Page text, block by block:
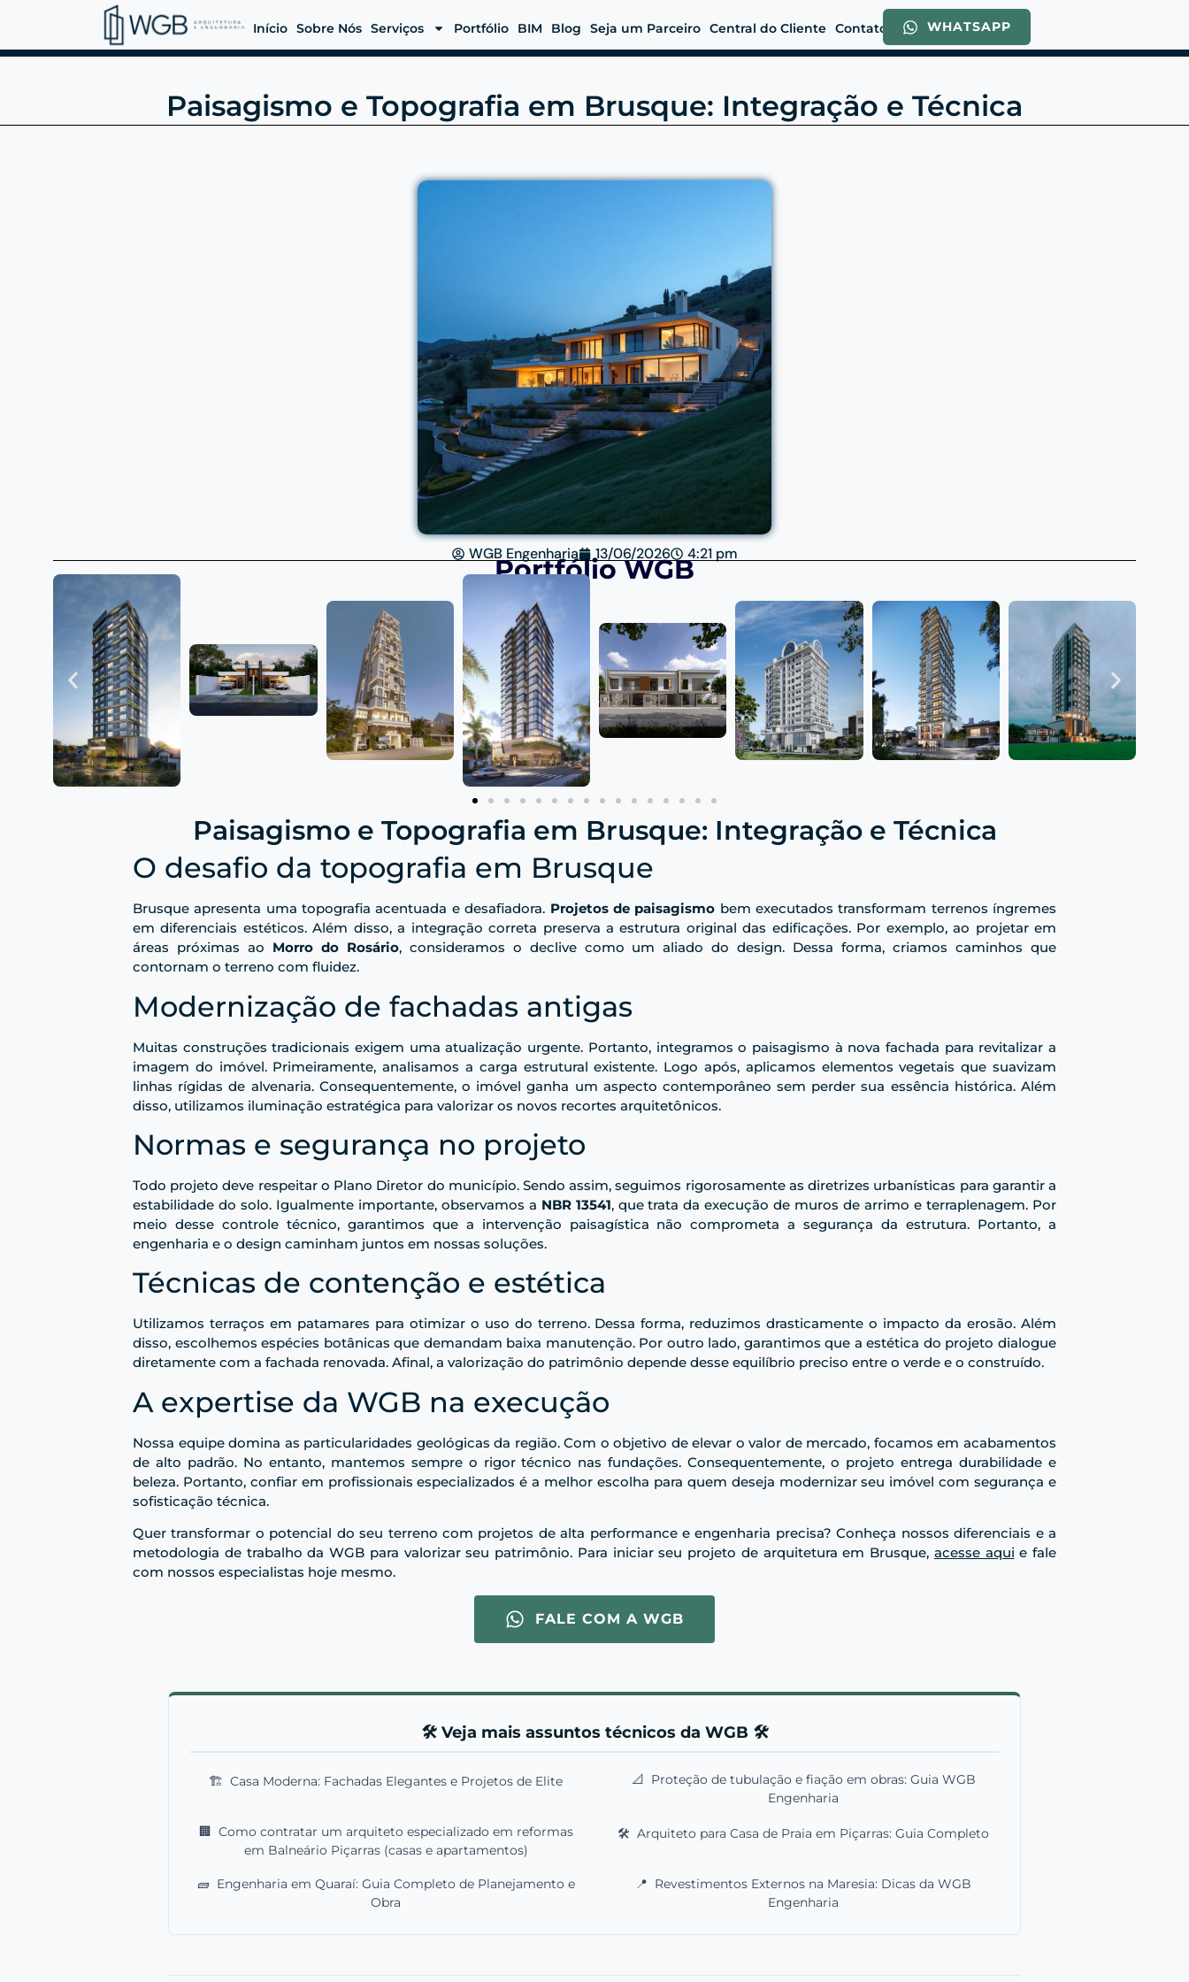
Início Sobre Nós Serviços Portfólio BIM Blog Seja um Parceiro Central do Cliente Contato WHATSAPP
Paisagismo e Topografia em Brusque: Integração e Técnica
WGB Engenharia 13/06/2026 4:21 pm
Portfólio WGB
Paisagismo e Topografia em Brusque: Integração e Técnica
O desafio da topografia em Brusque
Brusque apresenta uma topografia acentuada e desafiadora. Projetos de paisagismo bem executados transformam terrenos íngremes
em diferenciais estéticos. Além disso, a integração correta preserva a estrutura original das edificações. Por exemplo, ao projetar em
áreas próximas ao Morro do Rosário, consideramos o declive como um aliado do design. Dessa forma, criamos caminhos que
contornam o terreno com fluidez.
Modernização de fachadas antigas
Muitas construções tradicionais exigem uma atualização urgente. Portanto, integramos o paisagismo à nova fachada para revitalizar a
imagem do imóvel. Primeiramente, analisamos a carga estrutural existente. Logo após, aplicamos elementos vegetais que suavizam
linhas rígidas de alvenaria. Consequentemente, o imóvel ganha um aspecto contemporâneo sem perder sua essência histórica. Além
disso, utilizamos iluminação estratégica para valorizar os novos recortes arquitetônicos.
Normas e segurança no projeto
Todo projeto deve respeitar o Plano Diretor do município. Sendo assim, seguimos rigorosamente as diretrizes urbanísticas para garantir a
estabilidade do solo. Igualmente importante, observamos a NBR 13541, que trata da execução de muros de arrimo e terraplenagem. Por
meio desse controle técnico, garantimos que a intervenção paisagística não comprometa a segurança da estrutura. Portanto, a
engenharia e o design caminham juntos em nossas soluções.
Técnicas de contenção e estética
Utilizamos terraços em patamares para otimizar o uso do terreno. Dessa forma, reduzimos drasticamente o impacto da erosão. Além
disso, escolhemos espécies botânicas que demandam baixa manutenção. Por outro lado, garantimos que a estética do projeto dialogue
diretamente com a fachada renovada. Afinal, a valorização do patrimônio depende desse equilíbrio preciso entre o verde e o construído.
A expertise da WGB na execução
Nossa equipe domina as particularidades geológicas da região. Com o objetivo de elevar o valor de mercado, focamos em acabamentos
de alto padrão. No entanto, mantemos sempre o rigor técnico nas fundações. Consequentemente, o projeto entrega durabilidade e
beleza. Portanto, confiar em profissionais especializados é a melhor escolha para quem deseja modernizar seu imóvel com segurança e
sofisticação técnica.
Quer transformar o potencial do seu terreno com projetos de alta performance e engenharia precisa? Conheça nossos diferenciais e a
metodologia de trabalho da WGB para valorizar seu patrimônio. Para iniciar seu projeto de arquitetura em Brusque, acesse aqui e fale
com nossos especialistas hoje mesmo.
FALE COM A WGB
🛠️ Veja mais assuntos técnicos da WGB 🛠️
🏗️ Casa Moderna: Fachadas Elegantes e Projetos de Elite 📐 Proteção de tubulação e fiação em obras: Guia WGB
Engenharia
🏢 Como contratar um arquiteto especializado em reformas
em Balneário Piçarras (casas e apartamentos)
🛠️ Arquiteto para Casa de Praia em Piçarras: Guia Completo
🧱 Engenharia em Quaraí: Guia Completo de Planejamento e
Obra
📍 Revestimentos Externos na Maresia: Dicas da WGB
Engenharia